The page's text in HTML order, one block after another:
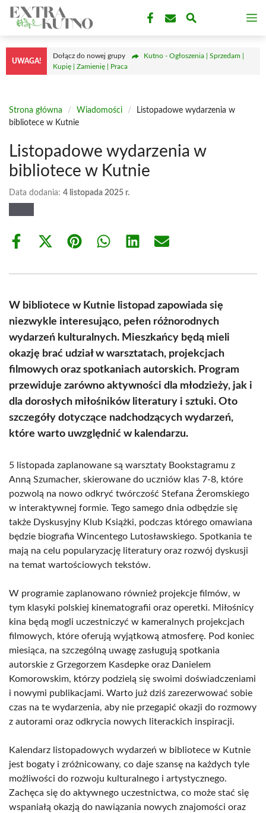
Przejdź
treści
UWAGA!
Dołącz do nowej grupy
Kutno - Ogłoszenia | Sprzedam |
Kupię | Zamienię | Praca
Strona główna / Wiadomości /
Listopadowe wydarzenia w
bibliotece w Kutnie
Listopadowe wydarzenia w
bibliotece w Kutnie
Data dodania: 4 listopada 2025 r.
Share
Share
(Twitter)
Share Share Share Share
W bibliotece w Kutnie listopad zapowiada się
niezwykle interesująco, pełen różnorodnych
wydarzeń kulturalnych. Mieszkańcy będą mieli
okazję brać udział w warsztatach, projekcjach
filmowych oraz spotkaniach autorskich. Program
przewiduje zarówno aktywności dla młodzieży, jak i
dla dorosłych miłośników literatury i sztuki. Oto
szczegóły dotyczące nadchodzących wydarzeń,
które warto uwzględnić w kalendarzu.
5 listopada zaplanowane są warsztaty Bookstagramu z
Anną Szumacher, skierowane do uczniów klas 7-8, które
pozwolą na nowo odkryć twórczość Stefana Żeromskiego
w interaktywnej formie. Tego samego dnia odbędzie się
także Dyskusyjny Klub Książki, podczas którego omawiana
będzie biografia Wincentego Lutosławskiego. Spotkania te
mają na celu popularyzację literatury oraz rozwój dyskusji
na temat wartościowych tekstów.
W programie zaplanowano również projekcje filmów, w
tym klasyki polskiej kinematografii oraz operetki. Miłośnicy
kina będą mogli uczestniczyć w kameralnych projekcjach
filmowych, które oferują wyjątkową atmosferę. Pod koniec
miesiąca, na szczególną uwagę zasługują spotkania
autorskie z Grzegorzem Kasdepke oraz Danielem
Komorowskim, którzy podzielą się swoimi doświadczeniami
i nowymi publikacjami. Warto już dziś zarezerwować sobie
czas na te wydarzenia, aby nie przegapić okazji do rozmowy
z autorami oraz odkrycia nowych literackich inspiracji.
Kalendarz listopadowych wydarzeń w bibliotece w Kutnie
jest bogaty i zróżnicowany, co daje szansę na każdych tyle
możliwości do rozwoju kulturalnego i artystycznego.
Zachęca się do aktywnego uczestnictwa, co może stać się
wspaniałą okazją do nawiązania nowych znajomości oraz